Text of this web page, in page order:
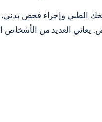
الطبي وإجراء فحص
يعاني العديد من الأشخاص